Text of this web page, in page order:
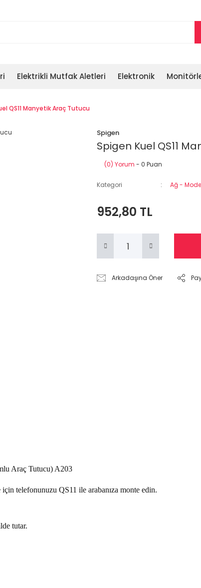
Elektrikli Mutfak Aletleri Elektronik
QS11 Manyetik Araç Tutucu
Spigen
Spigen Kuel QS11
(0) Yorum - 0 Puan
Kategori Ağ -
952,80 TL
Arkadaşına Öner
Araç Tutucu) A203
telefonunuzu QS11 ile arabanıza monte edin.
tutar.